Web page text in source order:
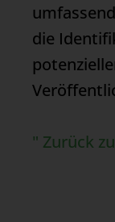
die
" Zurück